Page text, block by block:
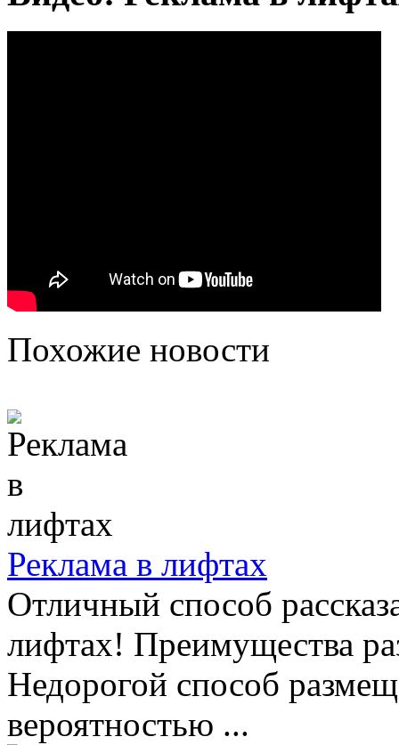
Похожие новости
Реклама в лифтах
Отличный способ
лифтах! Преимущества
Недорогой способ
вероятностью ...